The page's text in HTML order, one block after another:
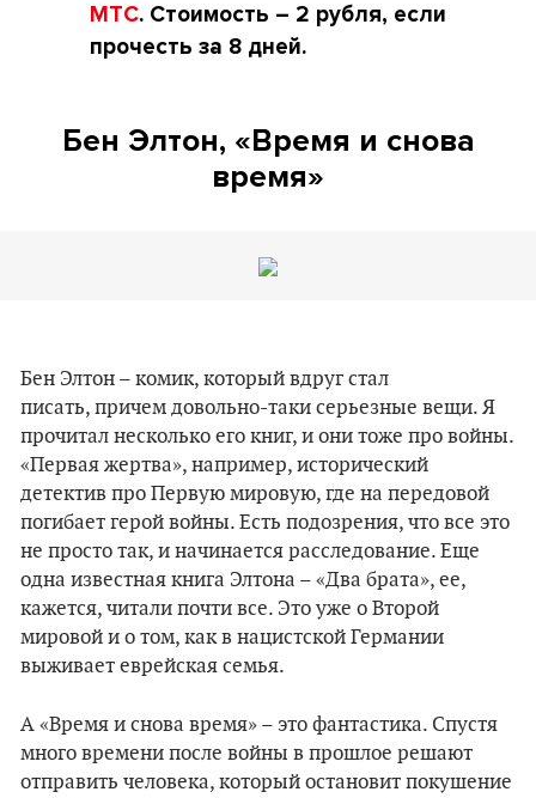
МТС. Стоимость – 2 рубля, если
прочесть за 8 дней.
Бен Элтон, «Время и снова
время»
Бен Элтон – комик, который вдруг стал
писать, причем довольно-таки серьезные вещи. Я
прочитал несколько его книг, и они тоже про войны.
«Первая жертва», например, исторический
детектив про Первую мировую, где на передовой
погибает герой войны. Есть подозрения, что все это
не просто так, и начинается расследование. Еще
одна известная книга Элтона – «Два брата», ее,
кажется, читали почти все. Это уже о Второй
мировой и о том, как в нацистской Германии
выживает еврейская семья.
А «Время и снова время» – это фантастика. Спустя
много времени после войны в прошлое решают
отправить человека, который остановит покушение